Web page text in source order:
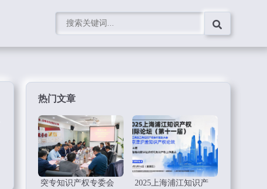
热门文章
突专知识产权专委会
2025上海浦江知识产